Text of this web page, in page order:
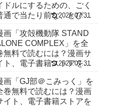
ドルにするための、ごく
通で当たり前な、とびっ
むには？漫画サイト、電
書籍ストアを紹介
2026.07.31
画「攻殻機動隊 STAND
COMPLEX」を全
無料で読むには？漫画サ
ト、電子書籍ストアを紹
2026.07.31
画「GJ部＠こみっく」を
巻無料で読むには？漫画
イト、電子書籍ストアを